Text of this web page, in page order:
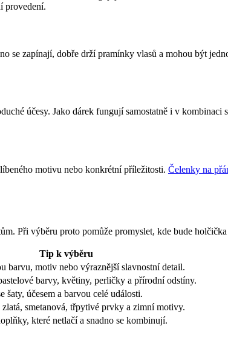
provedení.
se zapínají, dobře drží pramínky vlasů a mohou být
účesy. Jako dárek fungují samostatně i v
motivu nebo konkrétní příležitosti. Čelenky na
Při výběru proto pomůže promyslet, kde bude
Tip k výběru
barvu, motiv nebo výraznější slavnostní detail.
barvy, květiny, perličky a přírodní odstíny.
šaty, účesem a barvou celé události.
zlatá, smetanová, třpytivé prvky a zimní motivy.
které netlačí a snadno se kombinují.